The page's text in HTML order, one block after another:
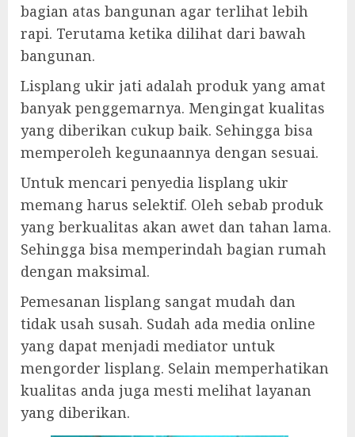
bagian atas bangunan agar terlihat lebih
rapi. Terutama ketika dilihat dari bawah
bangunan.
Lisplang ukir jati adalah produk yang amat
banyak penggemarnya. Mengingat kualitas
yang diberikan cukup baik. Sehingga bisa
memperoleh kegunaannya dengan sesuai.
Untuk mencari penyedia lisplang ukir
memang harus selektif. Oleh sebab produk
yang berkualitas akan awet dan tahan lama.
Sehingga bisa memperindah bagian rumah
dengan maksimal.
Pemesanan lisplang sangat mudah dan
tidak usah susah. Sudah ada media online
yang dapat menjadi mediator untuk
mengorder lisplang. Selain memperhatikan
kualitas anda juga mesti melihat layanan
yang diberikan.